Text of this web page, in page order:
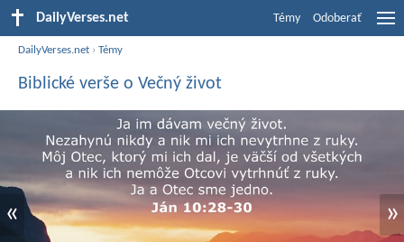
DailyVerses.net Témy Odoberať
DailyVerses.net ›Témy
Biblické verše o Večný život
« »